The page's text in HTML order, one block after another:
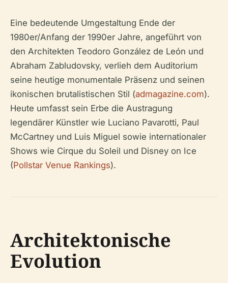
Eine bedeutende Umgestaltung Ende der
1980er/Anfang der 1990er Jahre, angeführt von
den Architekten Teodoro González de León und
Abraham Zabludovsky, verlieh dem Auditorium
seine heutige monumentale Präsenz und seinen
ikonischen brutalistischen Stil (admagazine.com).
Heute umfasst sein Erbe die Austragung
legendärer Künstler wie Luciano Pavarotti, Paul
McCartney und Luis Miguel sowie internationaler
Shows wie Cirque du Soleil und Disney on Ice
(Pollstar Venue Rankings).
Architektonische
Evolution